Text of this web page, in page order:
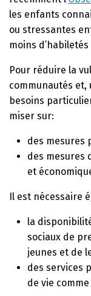
les enfants
ou stressantes
moins
Pour réduire la
communautés et,
besoins
miser sur:
des mesures
des mesures
et
Il est nécessaire
la
sociaux de
jeunes et de
des services
de vie